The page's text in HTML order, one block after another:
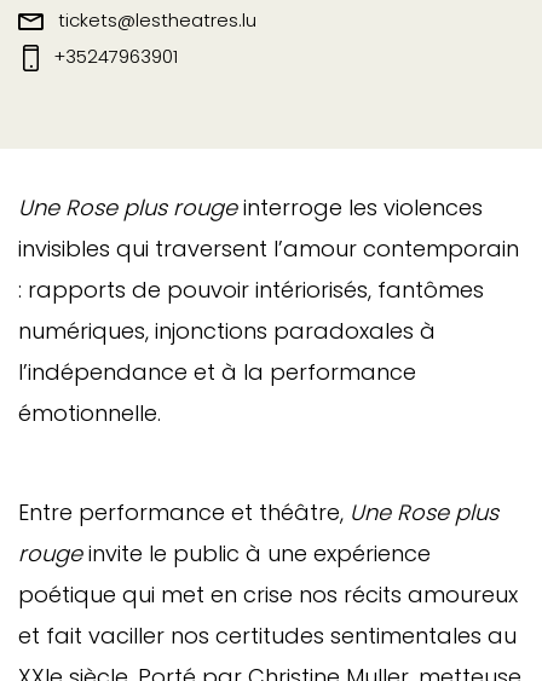
tickets@lestheatres.lu
+35247963901
Une Rose plus rougeinterroge les violences
invisibles qui traversent l’amour contemporain
: rapports de pouvoir intériorisés, fantômes
numériques, injonctions paradoxales à
l’indépendance et à la performance
émotionnelle.
Entre performance et théâtre, Une Rose plus
rougeinvite le public à une expérience
poétique qui met en crise nos récits amoureux
et fait vaciller nos certitudes sentimentales au